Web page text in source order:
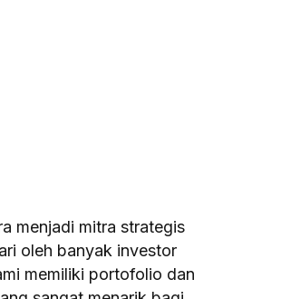
menjadi mitra strategis
oleh banyak investor
memiliki portofolio dan